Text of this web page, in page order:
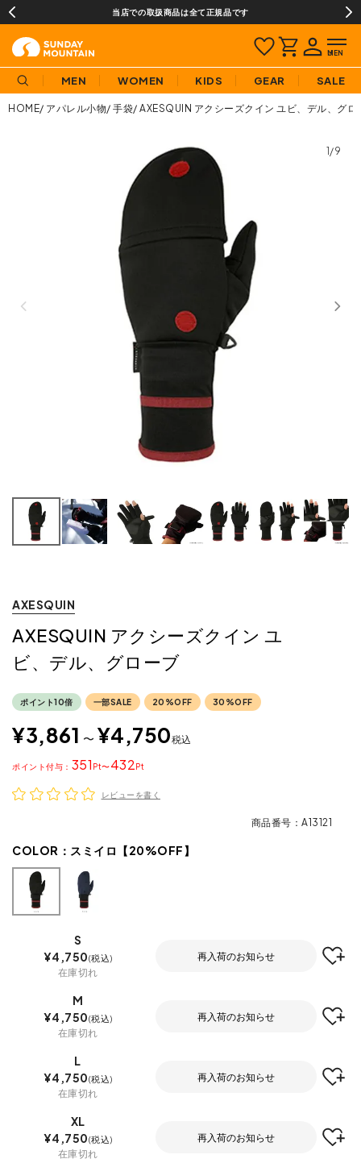
当店での取扱商品は全て正規品です
MEN WOMEN KIDS GEAR SALE
HOME アパレル小物 手袋 AXESQUIN アクシーズクイン ユビ、デル、グロ
1/9
AXESQUIN
AXESQUIN アクシーズクイン ユ
ビ、デル、グローブ
ポイント10倍 一部SALE 20%OFF 30%OFF
¥3,861 〜 ¥4,750税込
351 〜432
ポイント
レビューを書く
商品番号 A13121
COLOR： スミイロ【20%OFF】
S
¥4,750 税込
在庫切れ
再入荷のお知らせ
M
¥4,750 税込
在庫切れ
再入荷のお知らせ
L
¥4,750 税込
在庫切れ
再入荷のお知らせ
XL
¥4,750 税込
在庫切れ
再入荷のお知らせ